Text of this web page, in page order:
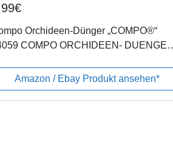
Orchideen-Dünger „COMPO®“
COMPO ORCHIDEEN- DUENGER
Amazon / Ebay Produkt ansehen*